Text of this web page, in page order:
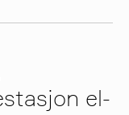
el-